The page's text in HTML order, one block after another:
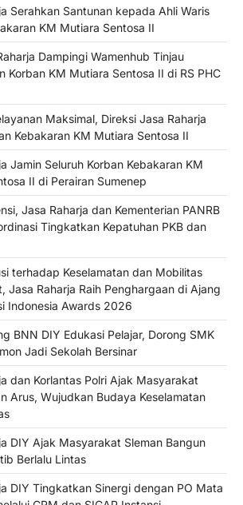
Serahkan Santunan kepada Ahli Waris
KM Mutiara Sentosa II
Dampingi Wamenhub Tinjau
Korban KM Mutiara Sentosa II di RS PHC
Maksimal, Direksi Jasa Raharja
Kebakaran KM Mutiara Sentosa II
Jamin Seluruh Korban Kebakaran KM
II di Perairan Sumenep
Jasa Raharja dan Kementerian PANRB
Tingkatkan Kepatuhan PKB dan
terhadap Keselamatan dan Mobilitas
Jasa Raharja Raih Penghargaan di Ajang
Indonesia Awards 2026
BNN DIY Edukasi Pelajar, Dorong SMK
Jadi Sekolah Bersinar
dan Korlantas Polri Ajak Masyarakat
Arus, Wujudkan Budaya Keselamatan
DIY Ajak Masyarakat Sleman Bangun
Berlalu Lintas
DIY Tingkatkan Sinergi dengan PO Mata